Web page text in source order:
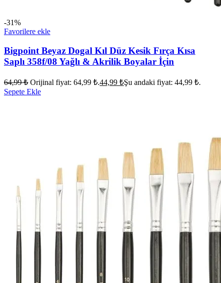
-31%
Favorilere ekle
Bigpoint Beyaz Dogal Kıl Düz Kesik Fırça Kısa
Saplı 358f/08 Yağlı & Akrilik Boyalar İçin
64,99₺ Orijinal fiyat: 64,99 ₺.44,99 ₺Şu andaki fiyat: 44,99 ₺.
Sepete Ekle